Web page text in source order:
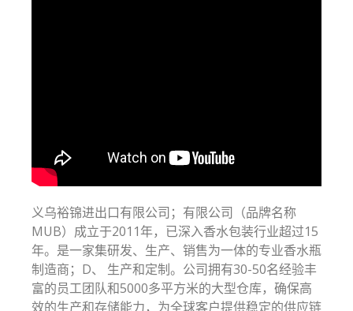
义乌裕锦进出口有限公司；有限公司（品牌名称
MUB）成立于2011年，已深入香水包装行业超过15
年。是一家集研发、生产、销售为一体的专业香水瓶
制造商；D、 生产和定制。公司拥有30-50名经验丰
富的员工团队和5000多平方米的大型仓库，确保高
效的生产和存储能力，为全球客户提供稳定的供应链